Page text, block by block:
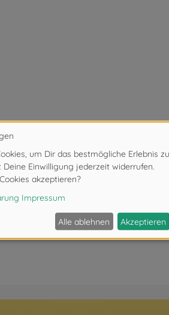
(Artikel 42391).
Motorhalterung als Set,